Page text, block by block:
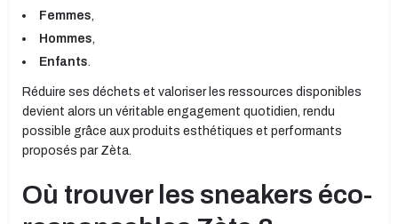
Femmes
Hommes
Enfants
Réduire ses déchets et valoriser les ressources disponibles
devient alors un véritable engagement quotidien, rendu
possible grâce aux produits esthétiques et performants
proposés par Zèta.
Où trouver les sneakers éco-